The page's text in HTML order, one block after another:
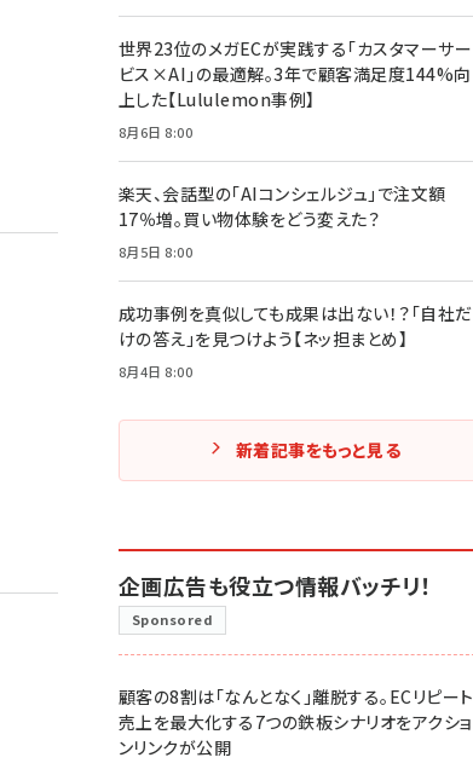
世界23位のメガECが実践する「カスタマーサー
ビス×AI」の最適解。3年で顧客満足度144%向
上した【Lululemon事例】
8月6日 8:00
楽天、会話型の「AIコンシェルジュ」で注文額
17％増。買い物体験をどう変えた？
8月5日 8:00
成功事例を真似しても成果は出ない！？「自社だ
けの答え」を見つけよう【ネッ担まとめ】
8月4日 8:00
新着記事をもっと見る
企画広告も役立つ情報バッチリ！
Sponsored
顧客の8割は「なんとなく」離脱する。ECリピート
売上を最大化する7つの鉄板シナリオをアクショ
ンリンクが公開